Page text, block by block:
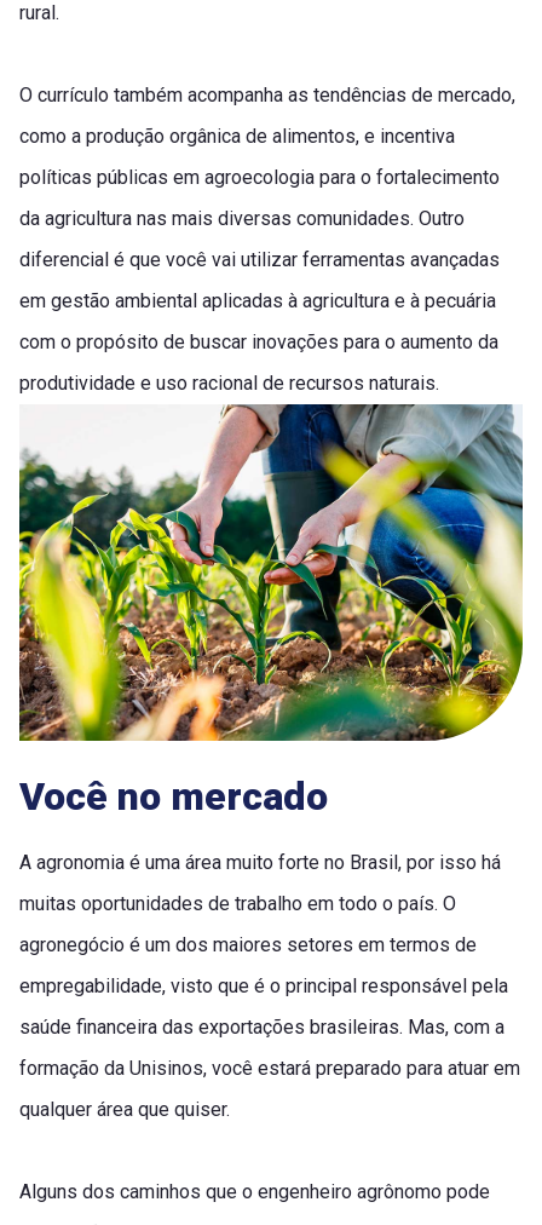
rural.
O currículo também acompanha as tendências de mercado,
como a produção orgânica de alimentos, e incentiva
políticas públicas em agroecologia para o fortalecimento
da agricultura nas mais diversas comunidades. Outro
diferencial é que você vai utilizar ferramentas avançadas
em gestão ambiental aplicadas à agricultura e à pecuária
com o propósito de buscar inovações para o aumento da
produtividade e uso racional de recursos naturais.
Você no mercado
A agronomia é uma área muito forte no Brasil, por isso há
muitas oportunidades de trabalho em todo o país. O
agronegócio é um dos maiores setores em termos de
empregabilidade, visto que é o principal responsável pela
saúde financeira das exportações brasileiras. Mas, com a
formação da Unisinos, você estará preparado para atuar em
qualquer área que quiser.
Alguns dos caminhos que o engenheiro agrônomo pode